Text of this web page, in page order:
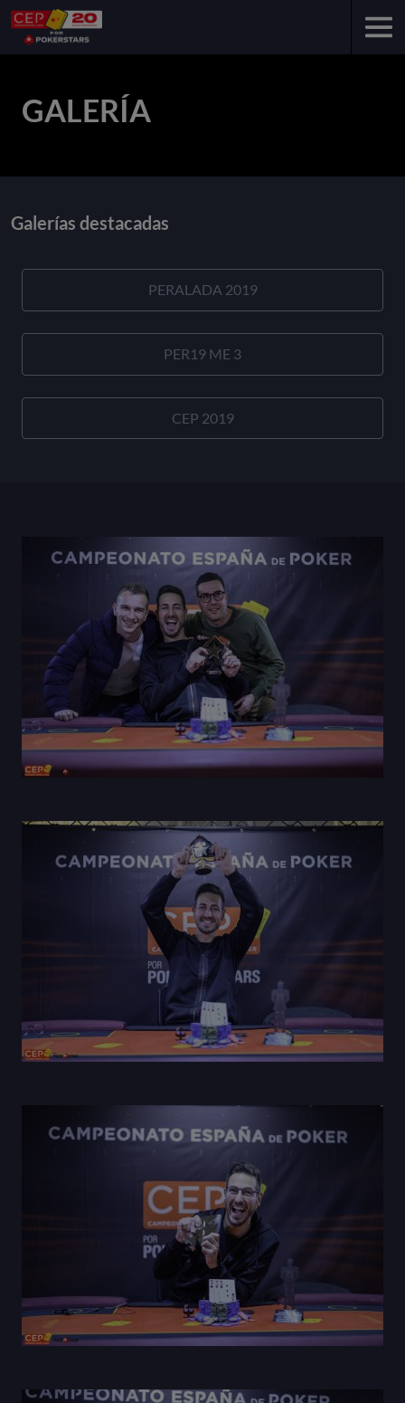
GALERÍA
Galerías destacadas
PERALADA 2019
PER19 ME 3
CEP 2019